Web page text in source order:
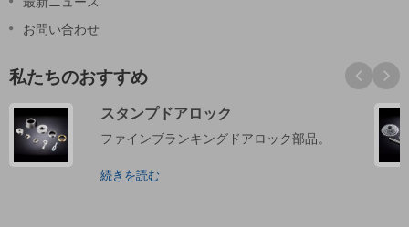
お問い合わせ
私たちのおすすめ
スタンプドアロック
ファインブランキングドアロック部品。
続きを読む